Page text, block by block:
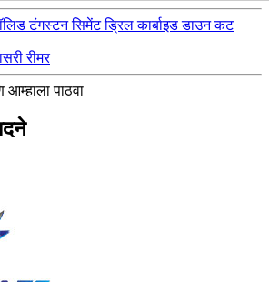
टंगस्टन सिमेंट ड्रिल कार्बाइड डाउन कट
रीमर
पाठवा